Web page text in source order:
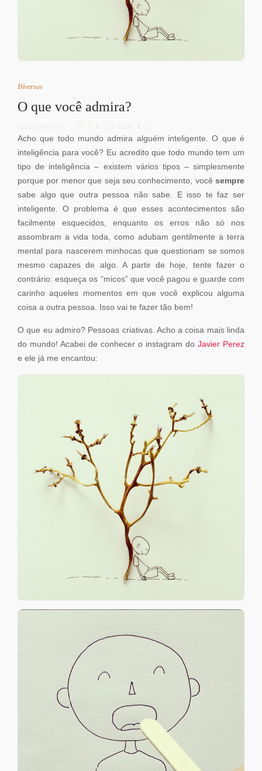
Diversos
O que você admira?
Letícia Diethelm 1 min
Acho que todo mundo admira alguém inteligente. O que é
inteligência para você? Eu acredito que todo mundo tem um
tipo de inteligência – existem vários tipos – simplesmente
porque por menor que seja seu conhecimento, você sempre
sabe algo que outra pessoa não sabe. E isso te faz ser
inteligente. O problema é que esses acontecimentos são
facilmente esquecidos, enquanto os erros não só nos
assombram a vida toda, como adubam gentilmente a terra
mental para nascerem minhocas que questionam se somos
mesmo capazes de algo. A partir de hoje, tente fazer o
contrário: esqueça os “micos” que você pagou e guarde com
carinho aqueles momentos em que você explicou alguma
coisa a outra pessoa. Isso vai te fazer tão bem!
O que eu admiro? Pessoas criativas. Acho a coisa mais linda
do mundo! Acabei de conhecer o instagram do Javier Perez
e ele já me encantou: